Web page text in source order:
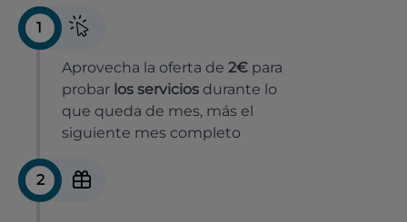
1
Aprovecha la oferta de 2€ para
probar los servicios durante lo
que queda de mes, más el
siguiente mes completo
2